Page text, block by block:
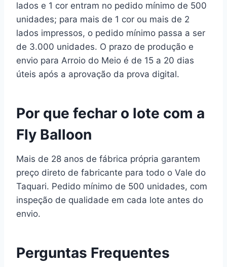
lados e 1 cor entram no pedido mínimo de 500
unidades; para mais de 1 cor ou mais de 2
lados impressos, o pedido mínimo passa a ser
de 3.000 unidades. O prazo de produção e
envio para Arroio do Meio é de 15 a 20 dias
úteis após a aprovação da prova digital.
Por que fechar o lote com a
Fly Balloon
Mais de 28 anos de fábrica própria garantem
preço direto de fabricante para todo o Vale do
Taquari. Pedido mínimo de 500 unidades, com
inspeção de qualidade em cada lote antes do
envio.
Perguntas Frequentes